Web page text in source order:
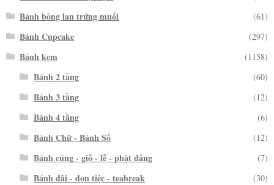
Bánh bông lan trứng muối (61)
Bánh Cupcake (297)
Bánh kem (1158)
Bánh 2 tầng (60)
Bánh 3 tầng (12)
Bánh 4 tầng (6)
Bánh Chữ - Bánh Số (12)
Bánh cúng - giỗ - lễ - phật đảng (7)
Bánh đãi - dọn tiệc - teabreak (30)